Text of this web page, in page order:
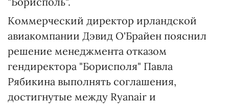
Коммерческий директор ирландской
авиакомпании Дэвид О'Брайен пояснил
решение менеджмента отказом
гендиректора "Борисполя" Павла
Рябикина выполнять соглашения,
достигнутые между Ryanair и